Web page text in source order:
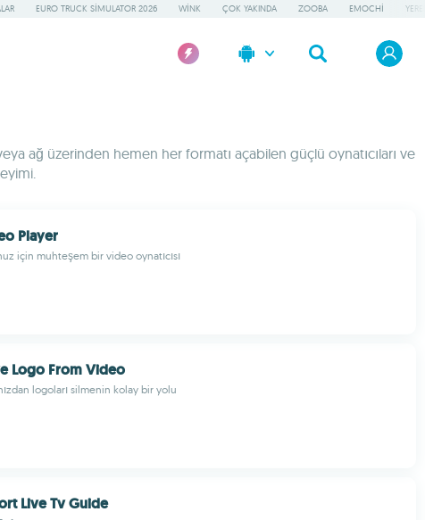
EURO TRUCK SIMULATOR 2026 WINK ÇOK YAKINDA ZOOBA EMOCHI
ağ üzerinden hemen her formatı açabilen güçlü oynatıcıları ve
Player
için muhteşem bir video oynatıcısı
Logo From Video
logoları silmenin kolay bir yolu
Live Tv Guide